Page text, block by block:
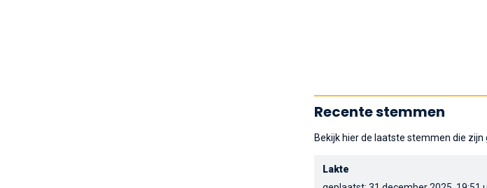
Recente stemmen
Bekijk hier de laatste stemmen die
Lakte